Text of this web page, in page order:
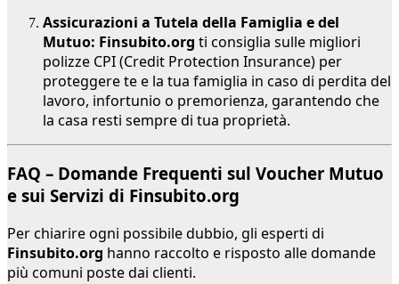
Assicurazioni a Tutela della Famiglia e del
Mutuo: Finsubito.org ti consiglia sulle migliori
polizze CPI (Credit Protection Insurance) per
proteggere te e la tua famiglia in caso di perdita del
lavoro, infortunio o premorienza, garantendo che
la casa resti sempre di tua proprietà.
FAQ – Domande Frequenti sul Voucher Mutuo
e sui Servizi di Finsubito.org
Per chiarire ogni possibile dubbio, gli esperti di
Finsubito.org hanno raccolto e risposto alle domande
più comuni poste dai clienti.